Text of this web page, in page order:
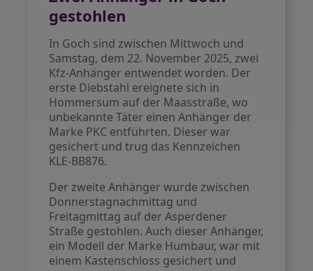
gestohlen
In Goch sind zwischen Mittwoch und
Samstag, dem 22. November 2025, zwei
Kfz-Anhänger entwendet worden. Der
erste Diebstahl ereignete sich in
Hommersum auf der Maasstraße, wo
unbekannte Täter einen Anhänger der
Marke PKC entführten. Dieser war
gesichert und trug das Kennzeichen
KLE-BB876.
Der zweite Anhänger wurde zwischen
Donnerstagnachmittag und
Freitagmittag auf der Asperdener
Straße gestohlen. Auch dieser Anhänger,
ein Modell der Marke Humbaur, war mit
einem Kastenschloss gesichert und